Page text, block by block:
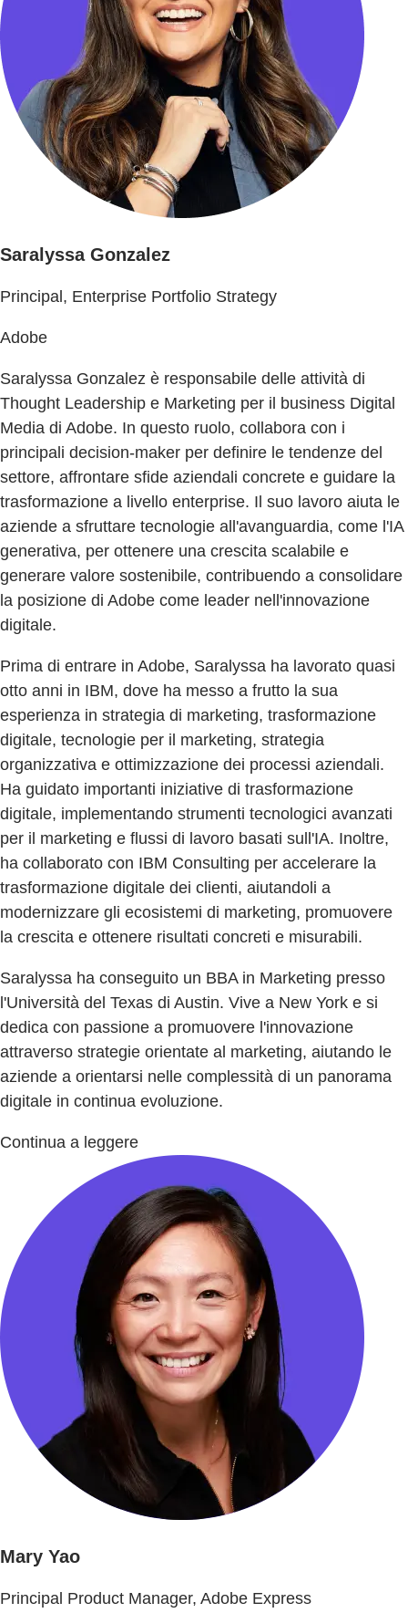
Saralyssa Gonzalez
Principal, Enterprise Portfolio Strategy
Adobe
Saralyssa Gonzalez è responsabile delle attività di
Thought Leadership e Marketing per il business Digital
Media di Adobe. In questo ruolo, collabora con i
principali decision-maker per definire le tendenze del
settore, affrontare sfide aziendali concrete e guidare la
trasformazione a livello enterprise. Il suo lavoro aiuta le
aziende a sfruttare tecnologie all'avanguardia, come l'IA
generativa, per ottenere una crescita scalabile e
generare valore sostenibile, contribuendo a consolidare
la posizione di Adobe come leader nell'innovazione
digitale.
Prima di entrare in Adobe, Saralyssa ha lavorato quasi
otto anni in IBM, dove ha messo a frutto la sua
esperienza in strategia di marketing, trasformazione
digitale, tecnologie per il marketing, strategia
organizzativa e ottimizzazione dei processi aziendali.
Ha guidato importanti iniziative di trasformazione
digitale, implementando strumenti tecnologici avanzati
per il marketing e flussi di lavoro basati sull'IA. Inoltre,
ha collaborato con IBM Consulting per accelerare la
trasformazione digitale dei clienti, aiutandoli a
modernizzare gli ecosistemi di marketing, promuovere
la crescita e ottenere risultati concreti e misurabili.
Saralyssa ha conseguito un BBA in Marketing presso
l'Università del Texas di Austin. Vive a New York e si
dedica con passione a promuovere l'innovazione
attraverso strategie orientate al marketing, aiutando le
aziende a orientarsi nelle complessità di un panorama
digitale in continua evoluzione.
Continua a leggere
Mary Yao
Principal Product Manager, Adobe Express